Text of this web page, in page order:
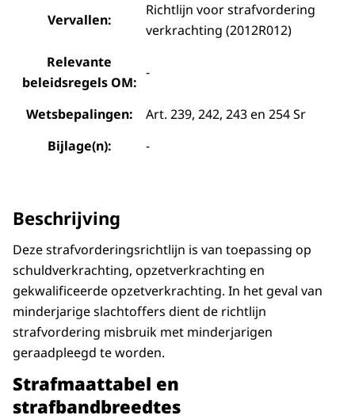
Vervallen:
Richtlijn voor strafvordering
verkrachting (2012R012)
Relevante
beleidsregels OM:
-
Wetsbepalingen:
Art. 239, 242, 243 en 254 Sr
Bijlage(n):
-
Beschrijving
Deze strafvorderingsrichtlijn is van toepassing op
schuldverkrachting, opzetverkrachting en
gekwalificeerde opzetverkrachting. In het geval van
minderjarige slachtoffers dient de richtlijn
strafvordering misbruik met minderjarigen
geraadpleegd te worden.
Strafmaattabel en
strafbandbreedtes